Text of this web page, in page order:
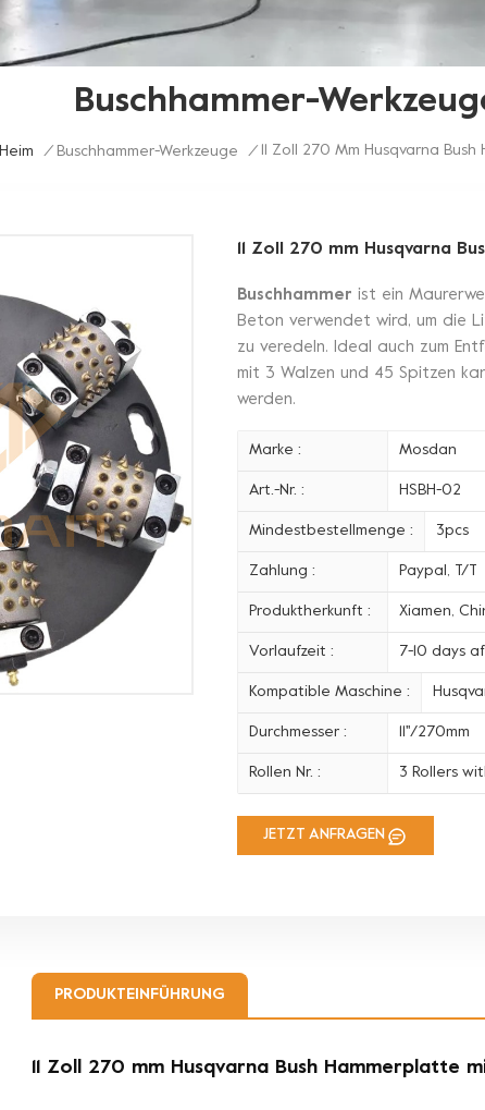
Buschhammer-
Heim / Buschhammer-Werkzeuge / 11 Zoll 270 Mm Husqvarna
11 Zoll 270 mm Husqvarna
Buschhammer ist ein
Beton verwendet wird, um die
zu veredeln. Ideal auch zum
mit 3 Walzen und 45 Spitzen
werden.
Marke : Mosdan
Art.-Nr. : HSBH-02
Mindestbestellmenge : 3pcs
Zahlung : Paypal, T/T
Produktherkunft : Xiamen,
Vorlaufzeit : 7-10 days
Kompatible Maschine :
Durchmesser : 11''/270mm
Rollen Nr. : 3 Rollers
JETZT ANFRAGEN
PRODUKTEINFÜHRUNG
11 Zoll 270 mm Husqvarna Bush Hammerplatte